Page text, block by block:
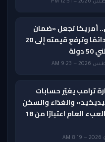
أمريكا تجعل «ضمان
تأشيرة الزيارة» دائمًا وترفع قيمته إلى 20
ترامب يغيّر حسابات
والغذاء والسكن
قد تدخل تقييم العبء العام اعتبارًا من 18